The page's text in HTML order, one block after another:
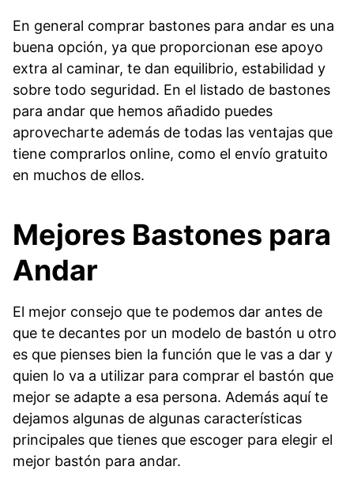
En general comprar bastones para andar es una
buena opción, ya que proporcionan ese apoyo
extra al caminar, te dan equilibrio, estabilidad y
sobre todo seguridad. En el listado de bastones
para andar que hemos añadido puedes
aprovecharte además de todas las ventajas que
tiene comprarlos online, como el envío gratuito
en muchos de ellos.
Mejores Bastones para
Andar
El mejor consejo que te podemos dar antes de
que te decantes por un modelo de bastón u otro
es que pienses bien la función que le vas a dar y
quien lo va a utilizar para comprar el bastón que
mejor se adapte a esa persona. Además aquí te
dejamos algunas de algunas características
principales que tienes que escoger para elegir el
mejor bastón para andar.